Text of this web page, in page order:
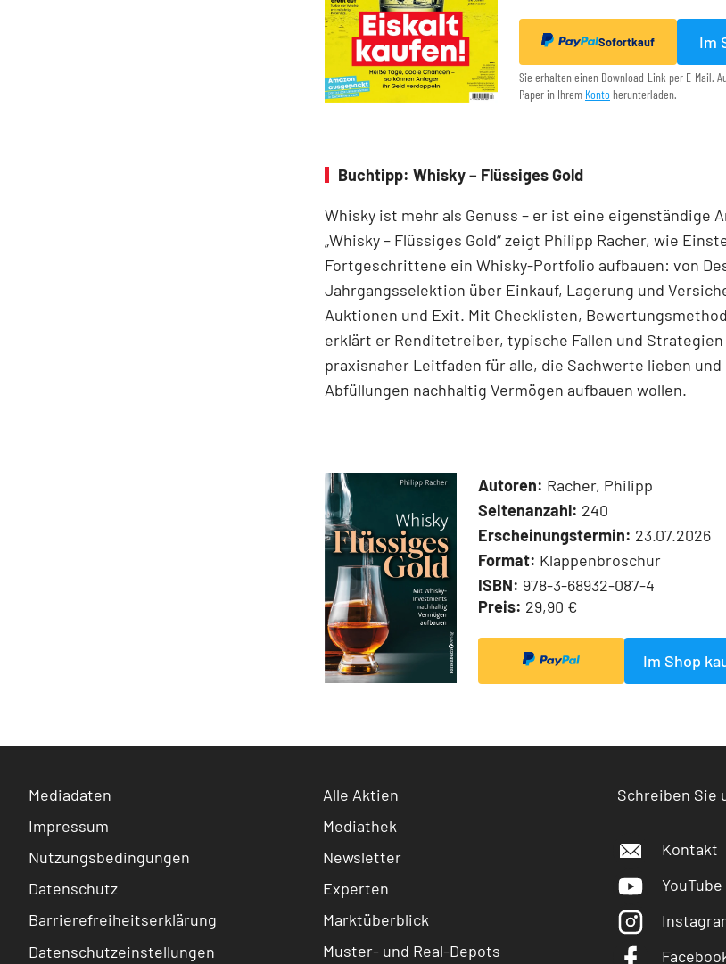
Sofortkauf Im
Sie erhalten einen Download-Link per E-Mail.
Paper in Ihrem Konto herunterladen.
Buchtipp: Whisky – Flüssiges Gold
Whisky ist mehr als Genuss – er ist eine eigenständige
„Whisky – Flüssiges Gold“ zeigt Philipp Racher, wie
Fortgeschrittene ein Whisky-Portfolio aufbauen: von
Jahrgangsselektion über Einkauf, Lagerung und
Auktionen und Exit. Mit Checklisten,
erklärt er Renditetreiber, typische Fallen und
praxisnaher Leitfaden für alle, die Sachwerte lieben
Abfüllungen nachhaltig Vermögen aufbauen wollen.
Autoren: Racher, Philipp
Seitenanzahl: 240
Erscheinungstermin: 23.07.2026
Format: Klappenbroschur
ISBN: 978-3-68932-087-4
Preis: 29,90 €
Im Shop
Mediadaten
Impressum
Nutzungsbedingungen
Datenschutz
Barrierefreiheitserklärung
Datenschutzeinstellungen
Alle Aktien
Mediathek
Newsletter
Experten
Marktüberblick
Muster- und Real-Depots
Schreiben Sie
Kontakt
YouTube